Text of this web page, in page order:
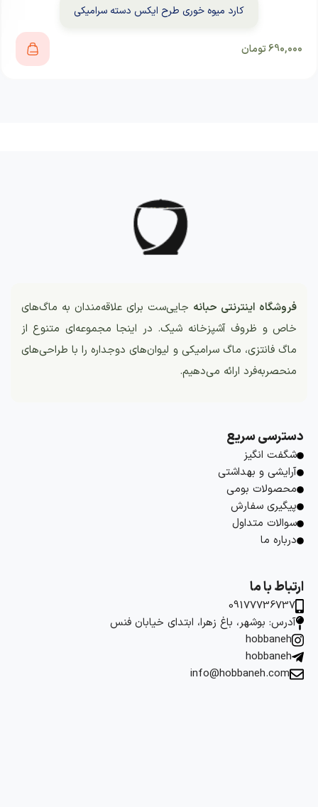
کارد میوه خوری طرح ایکس دسته سرامیکی
690,000تومان
فروشگاه اینترنتی حبانه جایی‌ست برای علاقه‌مندان به ماگ‌های
خاص و ظروف آشپزخانه شیک. در اینجا مجموعه‌ای متنوع از
ماگ فانتزی، ماگ سرامیکی و لیوان‌های دوجداره را با طراحی‌های
منحصربه‌فرد ارائه می‌دهیم.
دسترسی سریع
شگفت انگیز
آرایشی و بهداشتی
محصولات بومی
پیگیری سفارش
سوالات متداول
درباره ما
ارتباط با ما
09177736737
آدرس: بوشهر، باغ زهرا، ابتدای خیابان فنس
hobbaneh
hobbaneh
info@hobbaneh.com